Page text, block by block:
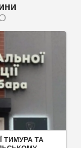
ТИМУРА ТА